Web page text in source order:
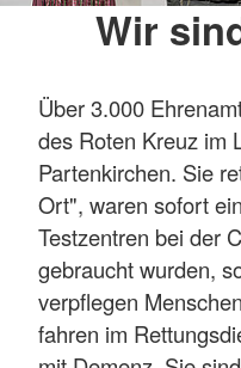
Wir
Über 3.000
des Roten Kreuz im
Partenkirchen. Sie
Ort", waren sofort
Testzentren bei der
gebraucht wurden,
verpflegen
fahren im